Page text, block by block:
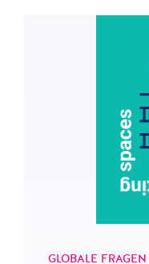
GLOBALE FRAGEN